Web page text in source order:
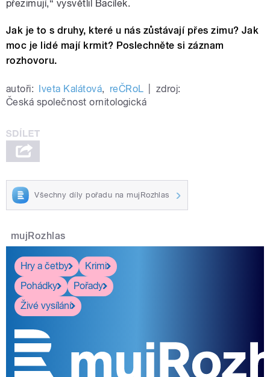
přezimují,“ vysvětlil Bacílek.
Jak je to s druhy, které u nás zůstávají přes zimu? Jak
moc je lidé mají krmit? Poslechněte si záznam
rozhovoru.
autoři: Iveta Kalátová, reČRoL
zdroj:
Česká společnost ornitologická
Všechny díly pořadu na mujRozhlas
mujRozhlas
Hry a četby
Krimi
Pohádky
Pořady
Živé vysílání